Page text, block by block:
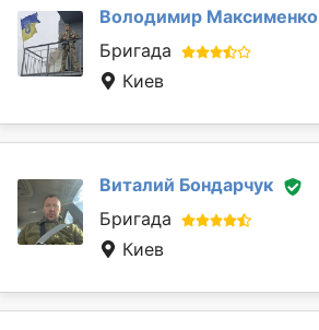
Володимир Максименко
Бригада
Киев
Виталий Бондарчук
Бригада
Киев